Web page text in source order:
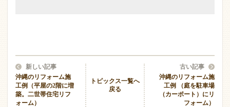
新しい記事
沖縄のリフォーム施
工例（平屋の2階に増
築。二世帯住宅リフ
ォーム）
トピックス一覧へ
戻る
古い記事
沖縄のリフォーム施
工例 （庭を駐車場
（カーポート）にリ
フォーム）